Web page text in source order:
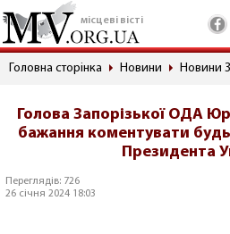
місцеві вісті
Головна сторінка Новини Новини
Голова Запорізької ОДА
бажання коментувати
Президента
Переглядів: 726
26 січня 2024 18:03